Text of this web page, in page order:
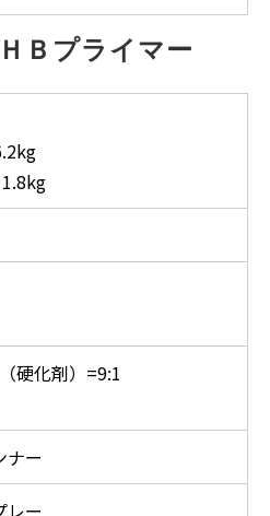
Ｂプライマー
硬化剤）=9:1
ナー